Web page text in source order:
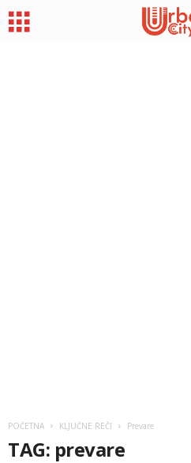
POČETNA KLJUČNE REČI Prevare
TAG: prevare